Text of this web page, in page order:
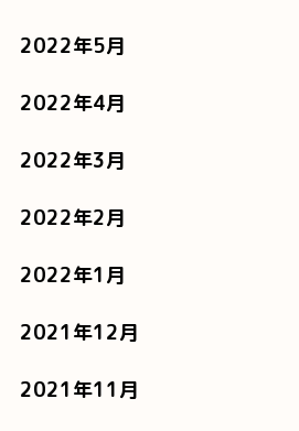
2022年5月
2022年4月
2022年3月
2022年2月
2022年1月
2021年12月
2021年11月